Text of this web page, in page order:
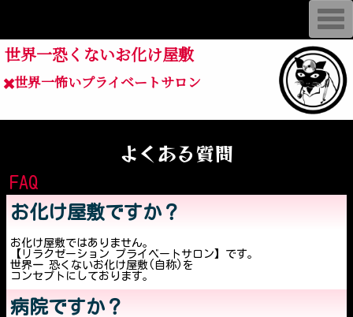
世界一恐くないお化け屋敷
✖️世界一怖いプライベートサロン
よくある質問
FAQ
お化け屋敷ですか？
お化け屋敷ではありません。
【リラクゼーション プライベートサロン】です。
世界一 恐くないお化け屋敷(自称)を
コンセプトにしております。
病院ですか？
T
o
g
g
l
n
a
v
i